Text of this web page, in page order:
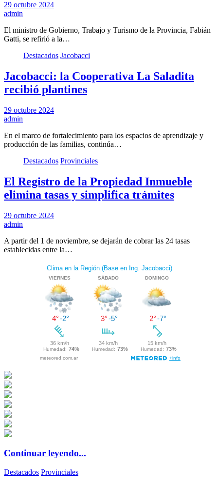
29 octubre 2024
admin
El ministro de Gobierno, Trabajo y Turismo de la Provincia, Fabián
Gatti, se refirió a la…
Destacados Jacobacci
Jacobacci: la Cooperativa La Saladita
recibió plantines
29 octubre 2024
admin
En el marco de fortalecimiento para los espacios de aprendizaje y
producción de las familias, continúa…
Destacados Provinciales
El Registro de la Propiedad Inmueble
elimina tasas y simplifica trámites
29 octubre 2024
admin
A partir del 1 de noviembre, se dejarán de cobrar las 24 tasas
establecidas entre la…
Continuar leyendo...
Destacados Provinciales